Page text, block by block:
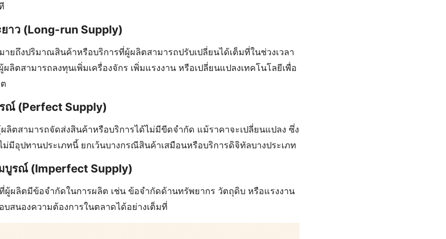
าว (Long-run Supply)
ายถึงปริมาณสินค้าหรือบริการที่ผู้ผลิตสามารถปรับเปลี่ยนได้เต็มที่ในช่วงเวลา
ลิตสามารถลงทุนเพิ่มเครื่องจักร เพิ่มแรงงาน หรือเปลี่ยนแปลงเทคโนโลยีเพื่อ
ณ์ (Perfect Supply)
ลิตสามารถจัดส่งสินค้าหรือบริการได้ไม่มีขีดจำกัด แม้ราคาจะเปลี่ยนแปลง ซึ่ง
ม่มีอุปทานประเภทนี้ ยกเว้นบางกรณีสินค้าเสมือนหรือบริการดิจิทัลบางประเภท
บูรณ์ (Imperfect Supply)
ผู้ผลิตมีข้อจำกัดในการผลิต เช่น ข้อจำกัดด้านทรัพยากร วัตถุดิบ หรือแรงงาน
บสนองความต้องการในตลาดได้อย่างเต็มที่